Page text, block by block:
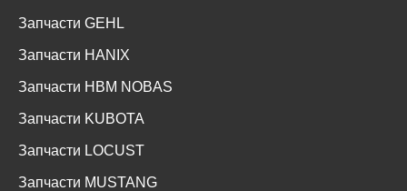
Запчасти GEHL
Запчасти HANIX
Запчасти HBM NOBAS
Запчасти KUBOTA
Запчасти LOCUST
Запчасти MUSTANG